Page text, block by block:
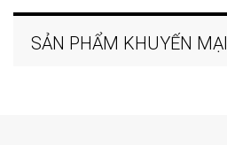
SẢN PHẨM KHUYẾN MẠI